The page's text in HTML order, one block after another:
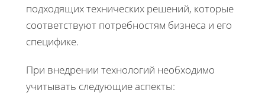
подходящих технических решений, которые
соответствуют потребностям бизнеса и его
специфике.
При внедрении технологий необходимо
учитывать следующие аспекты: